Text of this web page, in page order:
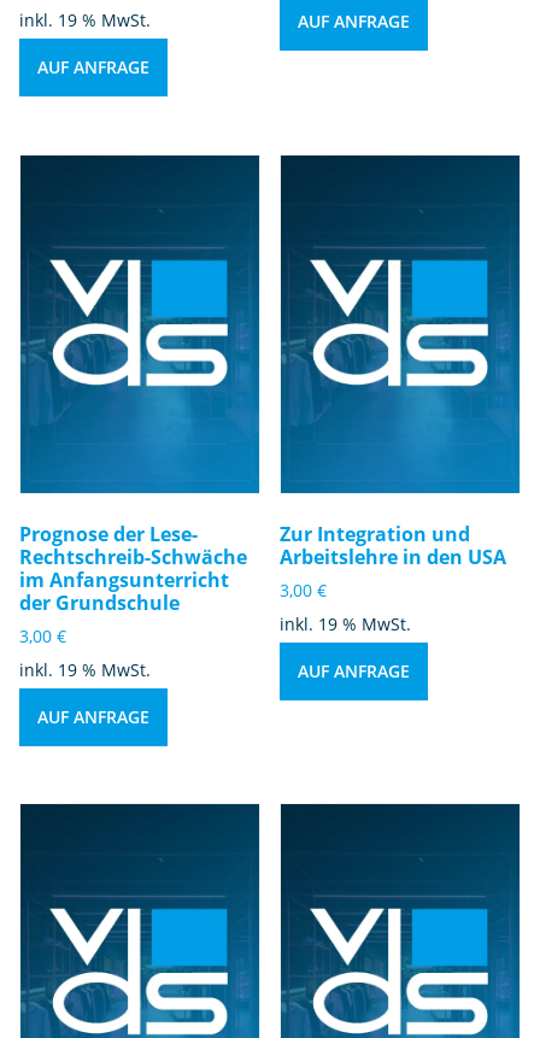
inkl. 19 % MwSt.
AUF ANFRAGE
AUF ANFRAGE
Prognose der Lese-
Rechtschreib-Schwäche
im Anfangsunterricht
der Grundschule
3,00 €
inkl. 19 % MwSt.
AUF ANFRAGE
Zur Integration und
Arbeitslehre in den USA
3,00€
inkl. 19 % MwSt.
AUF ANFRAGE